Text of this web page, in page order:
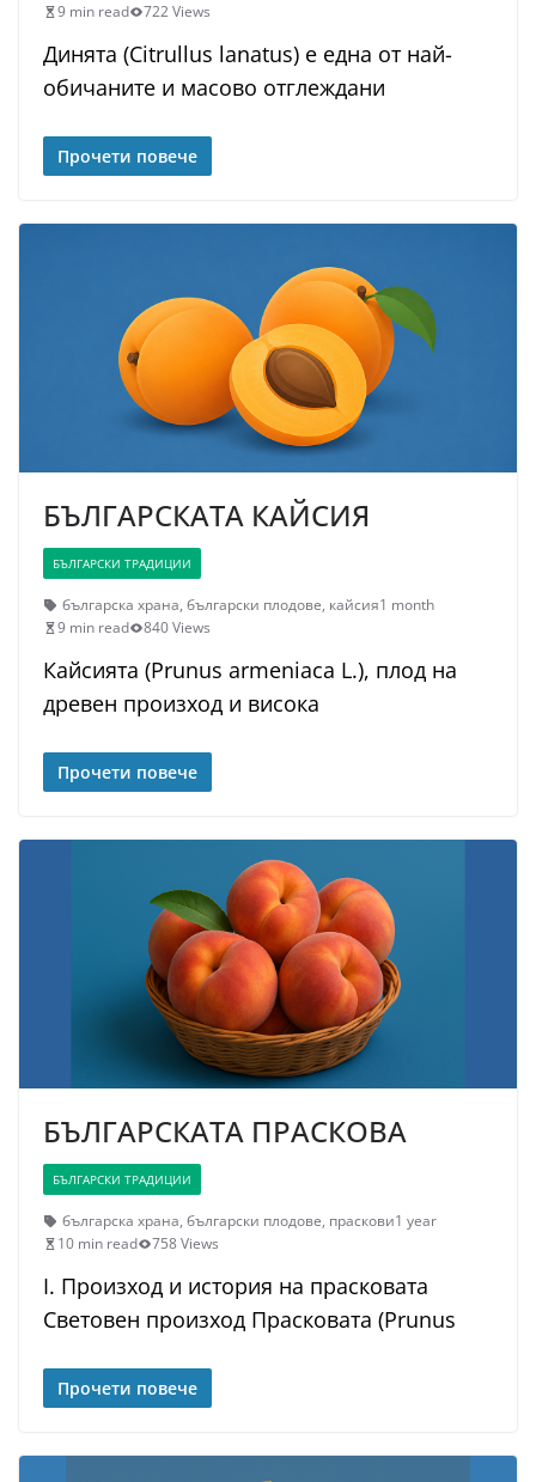
9 min read
722 Views
Динята (Citrullus lanatus) е една от най-
обичаните и масово отглеждани
Прочети повече
БЪЛГАРСКАТА КАЙСИЯ
БЪЛГАРСКИ ТРАДИЦИИ
българска храна, български плодове, кайсия1 month
9 min read
840 Views
Кайсията (Prunus armeniaca L.), плод на
древен произход и висока
Прочети повече
БЪЛГАРСКАТА ПРАСКОВА
БЪЛГАРСКИ ТРАДИЦИИ
българска храна, български плодове, праскови1 year
10 min read
758 Views
I. Произход и история на прасковата
Световен произход Прасковата (Prunus
Прочети повече